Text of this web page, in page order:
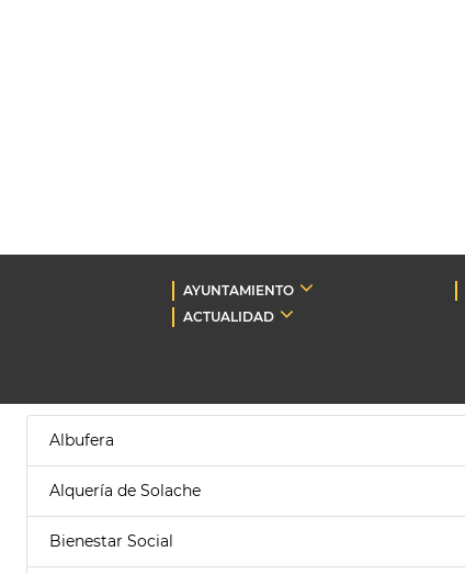
AYUNTAMIENTO
ACTUALIDAD
Albufera
Alquería de Solache
Bienestar Social